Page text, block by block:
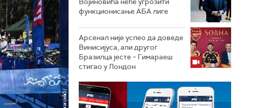
функционисање АБА лиге
Арсенал није успео да доведе
Винисијуса, али другог
Бразилца јесте – Гимараеш
стигао у Лондон